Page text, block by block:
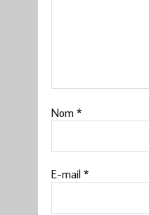
Nom *
E-mail *